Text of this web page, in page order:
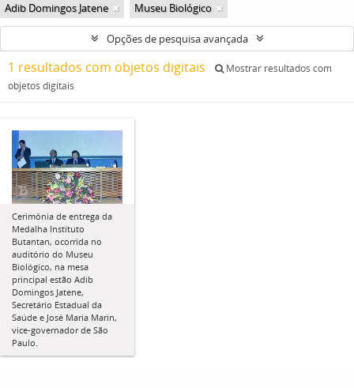
Adib Domingos Jatene Museu Biológico
Opções de pesquisa avançada
1 resultados com objetos digitais
Mostrar resultados com
objetos digitais
Cerimônia de entrega da
Medalha Instituto
Butantan, ocorrida no
auditório do Museu
Biológico, na mesa
principal estão Adib
Domingos Jatene,
Secretário Estadual da
Saúde e José Maria Marin,
vice-governador de São
Paulo.